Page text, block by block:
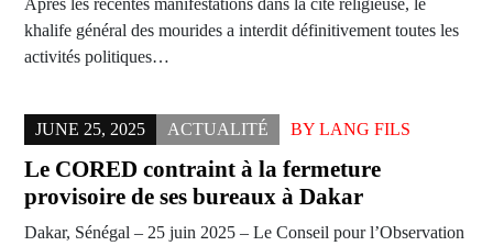
Après les récentes manifestations dans la cité religieuse, le
khalife général des mourides a interdit définitivement toutes les
activités politiques…
JUNE 25, 2025 ACTUALITÉ BY LANG FILS
Le CORED contraint à la fermeture
provisoire de ses bureaux à Dakar
Dakar, Sénégal – 25 juin 2025 – Le Conseil pour l’Observation